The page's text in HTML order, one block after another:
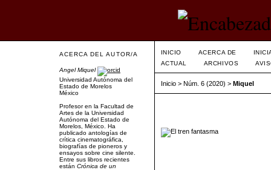
ACERCA DEL AUTOR/A
Angel Miquel
Universidad Autónoma del
Estado de Morelos
México
Profesor en la Facultad de
Artes de la Universidad
Autónoma del Estado de
Morelos, México. Ha
publicado antologías de
crítica cinematográfica,
biografías de pioneros y
ensayos sobre cine silente.
Entre sus libros recientes
están Crónica de un
INICIO ACERCA DE
ACTUAL
ARCHIVOS
Inicio> Núm. 6 (2020) > Miquel